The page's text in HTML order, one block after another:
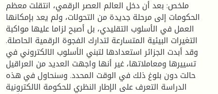
ملخص: بعد أن دخل العالم العصر الرقمي، انتقلت معظم
الحكومات إلى مرحلة جديدة من التحولات، ولم يعد بإمكانها
العمل في الأسلوب التقليدي، بل أصبح لزاما عليها مواكبة
التغيرات البيئية المتسارعة لتدارك الفجوة الرقمية الحاصلة.
وقد أبدت الجزائر استعدادها لتبني الأسلوب الالكتروني في
تسييرها ومعاملاتها، غير أنها واجهت العديد من العراقيل
حالت دون بلوغ ذلك في الوقت المحدد. وسنحاول في هذه
الدراسة التعرف على الإطار النظري للحكومة الالكترونية